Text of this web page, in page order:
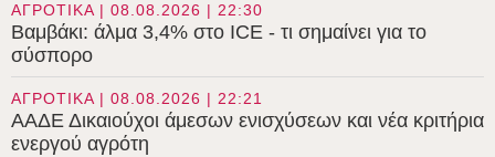
ΑΓΡΟΤΙΚΑ | 08.08.2026 | 22:30
Βαμβάκι: άλμα 3,4% στο ICE - τι σημαίνει για το
σύσπορο
ΑΓΡΟΤΙΚΑ | 08.08.2026 | 22:21
ΑΑΔΕ Δικαιούχοι άμεσων ενισχύσεων και νέα κριτήρια
ενεργού αγρότη